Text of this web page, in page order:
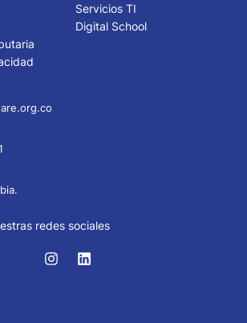
Servicios TI
Digital School
redes sociales